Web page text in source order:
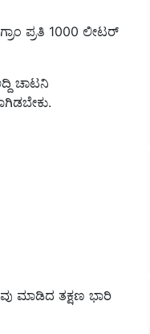
ಪ್ರತಿ 1000 ಲೀಟರ್
ಚಾಟನಿ
ಮಾಡಿದ ತಕ್ಷಣ ಭಾರಿ